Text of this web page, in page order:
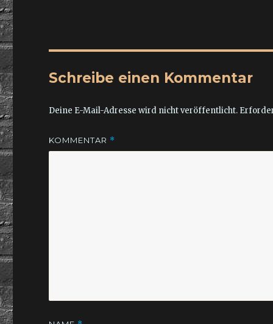
Schreibe einen Kommentar
Deine E-Mail-Adresse wird nicht veröffentlicht.
KOMMENTAR *